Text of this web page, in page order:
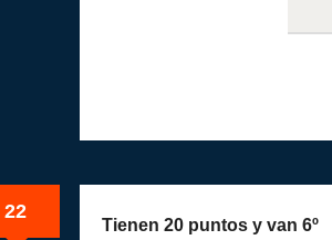
22
Tienen 20 puntos y van 6º